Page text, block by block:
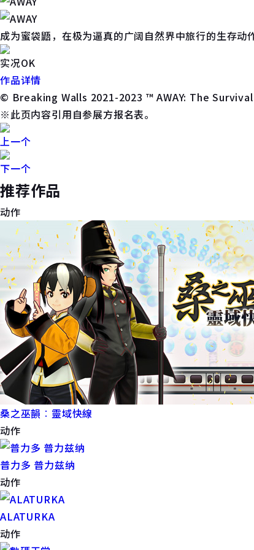
成为蜜袋鼯，在极为逼真的广阔自然界中旅行的生存动
实况OK
作品详情
© Breaking Walls 2021-2023 ™ AWAY: The
※此页内容引用自参展方报名表。
上一个
下一个
推荐作品
动作
桑之巫韻︰靈域快線
动作
普力多 普力兹纳
动作
ALATURKA
动作